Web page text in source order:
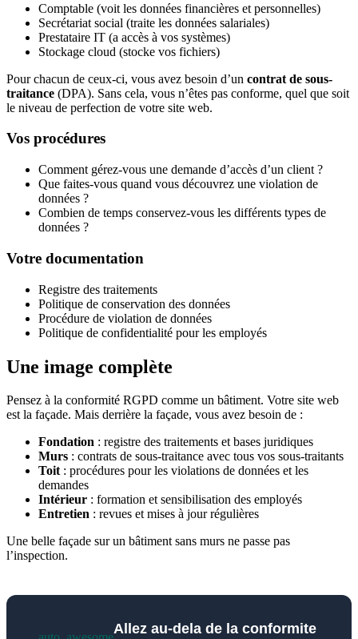
Comptable (voit les données financières et personnelles)
Secrétariat social (traite les données salariales)
Prestataire IT (a accès à vos systèmes)
Stockage cloud (stocke vos fichiers)
Pour chacun de ceux-ci, vous avez besoin d’un contrat de sous-
traitance (DPA). Sans cela, vous n’êtes pas conforme, quel que soit
le niveau de perfection de votre site web.
Vos procédures
Comment gérez-vous une demande d’accès d’un client ?
Que faites-vous quand vous découvrez une violation de
données ?
Combien de temps conservez-vous les différents types de
données ?
Votre documentation
Registre des traitements
Politique de conservation des données
Procédure de violation de données
Politique de confidentialité pour les employés
Une image complète
Pensez à la conformité RGPD comme un bâtiment. Votre site web
est la façade. Mais derrière la façade, vous avez besoin de :
Fondation : registre des traitements et bases juridiques
Murs : contrats de sous-traitance avec tous vos sous-traitants
Toit: procédures pour les violations de données et les
demandes
Intérieur : formation et sensibilisation des employés
Entretien : revues et mises à jour régulières
Une belle façade sur un bâtiment sans murs ne passe pas
l’inspection.
Allez au-dela de la conformite